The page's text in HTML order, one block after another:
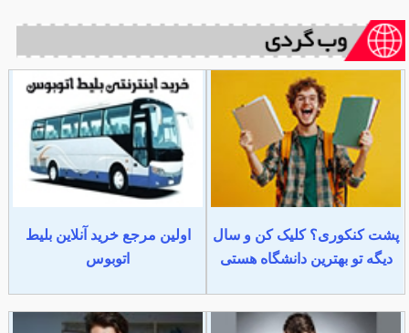
پشت کنکوری؟ کلیک کن و سال
دیگه تو بهترین دانشگاه هستی
اولین مرجع خرید آنلاین بلیط
اتوبوس